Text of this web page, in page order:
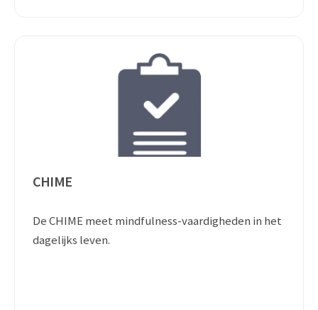
CHIME
De CHIME meet mindfulness-vaardigheden in het
dagelijks leven.